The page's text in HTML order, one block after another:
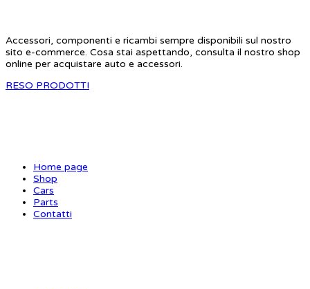
Accessori, componenti e ricambi sempre disponibili sul nostro
sito e-commerce. Cosa stai aspettando, consulta il nostro shop
online per acquistare auto e accessori.
RESO PRODOTTI
Home page
Shop
Cars
Parts
Contatti